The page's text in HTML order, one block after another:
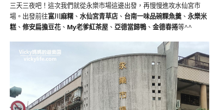
三天三夜吧！這次我們就從永樂市場這邊出發，再慢慢進攻水仙宮市
場。出發前往富川麻糬 、 水仙宮青草店 、 台南一味品碗粿魚羹 、 永樂米
糕 、 修安扁擔豆花 、 My老爹紅茶屋 、 亞德當歸鴨、 金德春捲等^^